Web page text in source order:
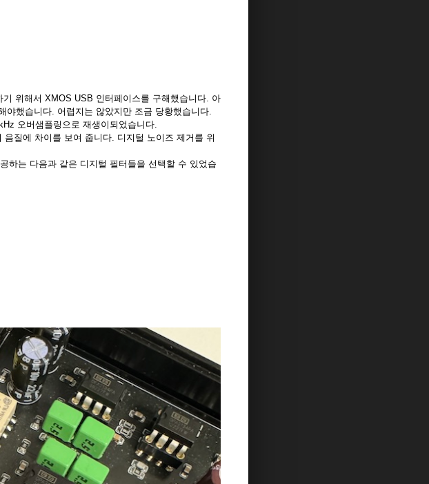
위해서 XMOS USB 인터페이스를 구해했습니다. 아
했습니다. 어렵지는 않았지만 조금 당황했습니다.
오버샘플링으로 재생이되었습니다.
질에 차이를 보여 줍니다. 디지털 노이즈 제거를 위
하는 다음과 같은 디지털 필터들을 선택할 수 있었습